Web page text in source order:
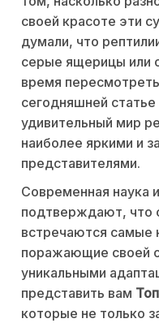
своей красоте эти
думали, что
серые ящерицы или
время
сегодняшней
удивительный мир
наиболее яркими и
представителями.
Современная наука
подтверждают, что
встречаются самые
поражающие своей
уникальными
представить вам
которые не только